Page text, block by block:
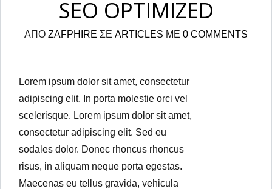
SEO OPTIMIZED
ΑΠΟ ZAFPHIRE ΣΕ ARTICLES ΜΕ 0 COMMENTS
Lorem ipsum dolor sit amet, consectetur
adipiscing elit. In porta molestie orci vel
scelerisque. Lorem ipsum dolor sit amet,
consectetur adipiscing elit. Sed eu
sodales dolor. Donec rhoncus rhoncus
risus, in aliquam neque porta egestas.
Maecenas eu tellus gravida, vehicula